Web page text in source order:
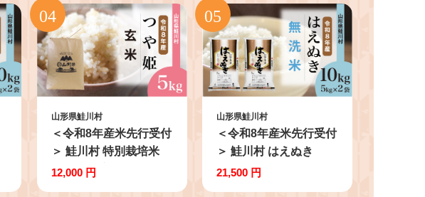
山形県鮭川村
＜令和8年産米先行受付
＞ 鮭川村 特別栽培米
つや姫 【玄米】 5kg
12,000 円
山形県鮭川村
＜令和8年産米先行受付
＞ 鮭川村 はえぬき
【無洗米】10kg
21,500 円